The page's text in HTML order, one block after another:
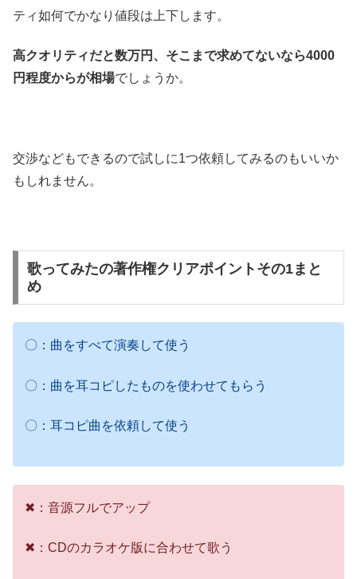
ティ如何でかなり値段は上下します。
高クオリティだと数万円、そこまで求めてないなら4000
円程度からが相場でしょうか。
交渉などもできるので試しに1つ依頼してみるのもいいか
もしれません。
歌ってみたの著作権クリアポイントその1まと
め
〇：曲をすべて演奏して使う
〇：曲を耳コピしたものを使わせてもらう
〇：耳コピ曲を依頼して使う
✖：音源フルでアップ
✖：CDのカラオケ版に合わせて歌う